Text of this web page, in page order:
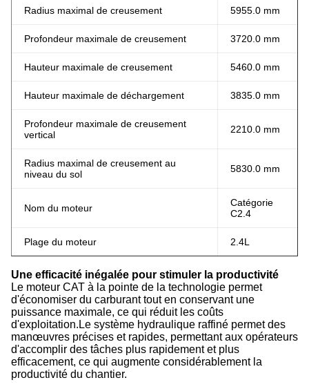
Radius maximal de creusement 5955.0 mm
Profondeur maximale de creusement 3720.0 mm
Hauteur maximale de creusement 5460.0 mm
Hauteur maximale de déchargement 3835.0 mm
Profondeur maximale de creusement
vertical
2210.0 mm
Radius maximal de creusement au
niveau du sol
5830.0 mm
Nom du moteur
Catégorie
C2.4
Plage du moteur 2.4L
Une efficacité inégalée pour stimuler la productivité
Le moteur CAT à la pointe de la technologie permet
d'économiser du carburant tout en conservant une
puissance maximale, ce qui réduit les coûts
d'exploitation.Le système hydraulique raffiné permet des
manœuvres précises et rapides, permettant aux opérateurs
d'accomplir des tâches plus rapidement et plus
efficacement, ce qui augmente considérablement la
productivité du chantier.